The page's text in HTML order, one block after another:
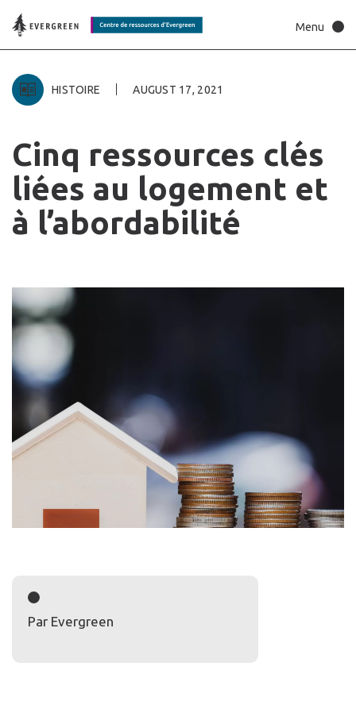
HISTOIRE AUGUST 17, 2021
Cinq ressources clés
liées au logement et
à l’abordabilité
Par Evergreen